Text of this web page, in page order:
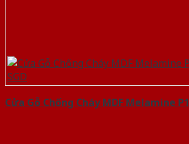
Cửa Gỗ Chống Cháy MDF Melamine